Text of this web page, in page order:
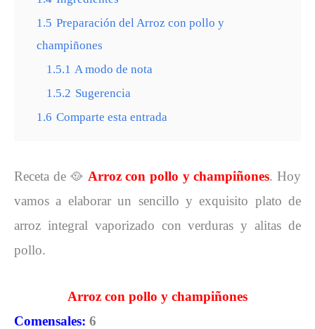
1.5 Preparación del Arroz con pollo y
champiñones
1.5.1 A modo de nota
1.5.2 Sugerencia
1.6 Comparte esta entrada
Receta de 🥘 Arroz con pollo y champiñones. Hoy
vamos a elaborar un sencillo y exquisito plato de
arroz integral vaporizado con verduras y alitas de
pollo.
Arroz con pollo y champiñones
Comensales: 6